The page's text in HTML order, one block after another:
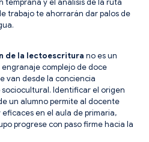
temprana y el análisis de la ruta
trabajo te ahorrarán dar palos de
de la lectoescritura no es un
complejo de doce
van desde la conciencia
Identificar el origen
un alumno permite al docente
en el aula de primaria,
progrese con paso firme hacia la